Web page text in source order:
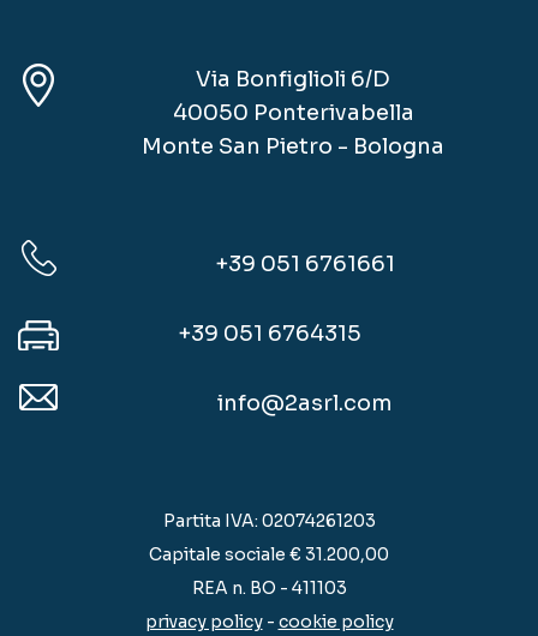
Via Bonfiglioli 6/D
40050 Ponterivabella
Monte San Pietro - Bologna
+39 051 6761661
+39 051 6764315
info@2asrl.com
Partita IVA: 02074261203
Capitale sociale € 31.200,00
REA n. BO - 411103
privacy policy- cookie policy